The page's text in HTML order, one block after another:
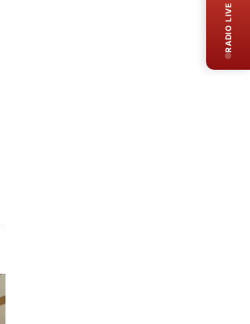
RADIO LIVE